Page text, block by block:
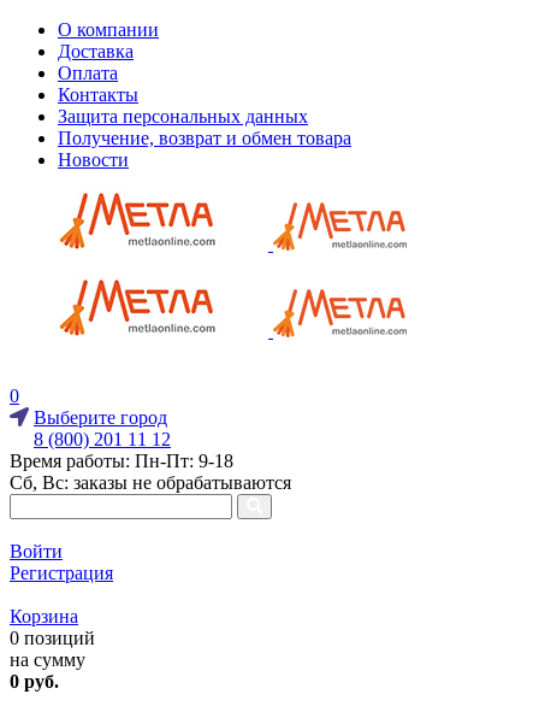
О компании
Доставка
Оплата
Контакты
Защита персональных данных
Получение, возврат и обмен товара
Новости
0
Выберите город
8 (800) 201 11 12
Время работы: Пн-Пт: 9-18
Сб, Вс: заказы не обрабатываются
Войти
Регистрация
Корзина
0 позиций
на сумму
0 руб.